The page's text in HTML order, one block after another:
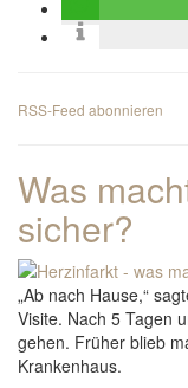
RSS-Feed abonnieren
Was
sicher?
„Ab nach Hause,“
Visite. Nach 5 Tagen
gehen. Früher blieb
Krankenhaus.